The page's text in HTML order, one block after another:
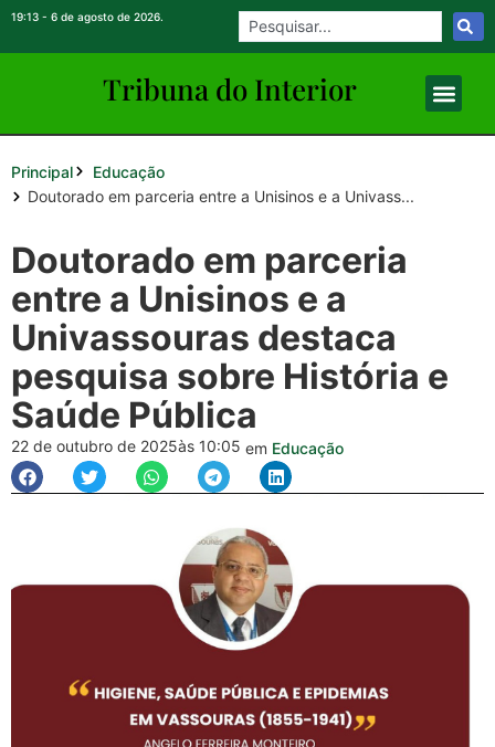
19:13 - 6 de agosto de 2026.
Tribuna do Interior
Principal
Educação
Doutorado em parceria entre a Unisinos e a Univass...
Doutorado em parceria
entre a Unisinos e a
Univassouras destaca
pesquisa sobre História e
Saúde Pública
22 de outubro de 2025às 10:05 em Educação